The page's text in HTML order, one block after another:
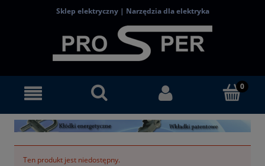
Sklep elektryczny | Narzędzia dla elektryka
Ten produkt jest niedostępny.